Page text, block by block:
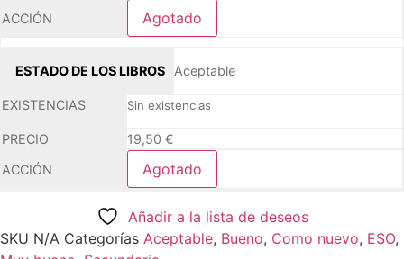
Agotado
Aceptable
Sin existencias
19,50 €
Agotado
Añadir a la lista de deseos
SKU N/A Categorías Aceptable, Bueno, Como nuevo, ESO,